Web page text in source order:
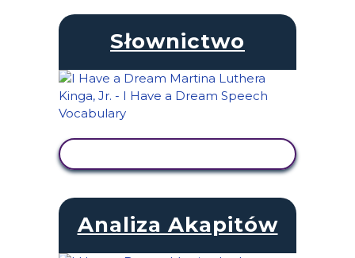
Słownictwo
Analiza Akapitów